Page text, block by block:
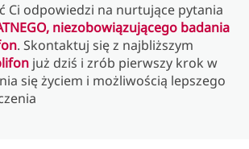
Ci odpowiedzi na nurtujące pytania
niezobowiązującego badania
. Skontaktuj się z najbliższym
już dziś i zrób pierwszy krok w
się życiem i możliwością lepszego